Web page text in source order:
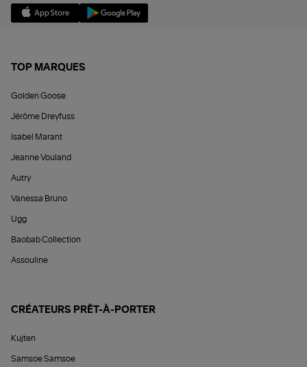
TOP MARQUES
Golden Goose
Jérôme Dreyfuss
Isabel Marant
Jeanne Vouland
Autry
Vanessa Bruno
Ugg
Baobab Collection
Assouline
CRÉATEURS PRÊT-À-PORTER
Kujten
Samsoe Samsoe